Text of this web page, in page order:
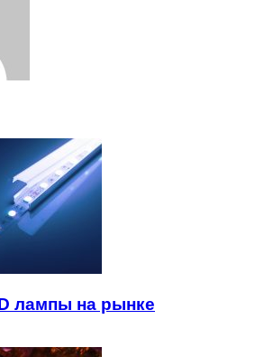
лампы на рынке